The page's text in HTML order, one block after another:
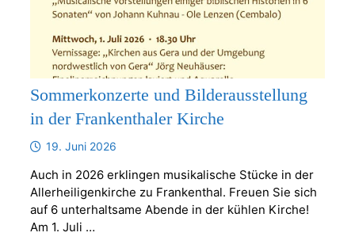
Sommerkonzerte und Bilderausstellung
in der Frankenthaler Kirche
19. Juni 2026
Auch in 2026 erklingen musikalische Stücke in der
Allerheiligenkirche zu Frankenthal. Freuen Sie sich
auf 6 unterhaltsame Abende in der kühlen Kirche!
Am 1. Juli …